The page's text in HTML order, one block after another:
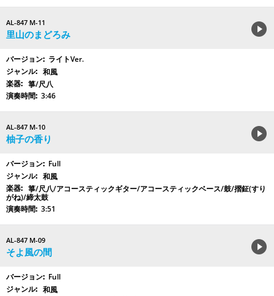
AL-847 M-11
里山のまどろみ
ライトVer.
和風
箏/尺八
3:46
AL-847 M-10
柚子の香り
Full
和風
箏/尺八/アコースティックギター/アコースティックベース/鼓/摺鉦(すり
がね)/締太鼓
3:51
AL-847 M-09
そよ風の間
Full
和風